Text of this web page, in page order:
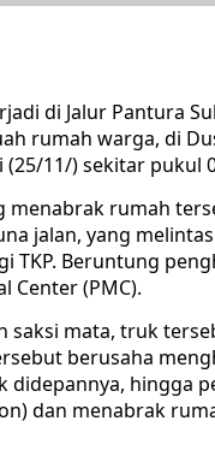
di Jalur Pantura
rumah warga, di
11/) sekitar pukul
menabrak rumah
jalan, yang
TKP. Beruntung
Center (PMC).
saksi mata, truk
berusaha
didepannya,
dan menabrak